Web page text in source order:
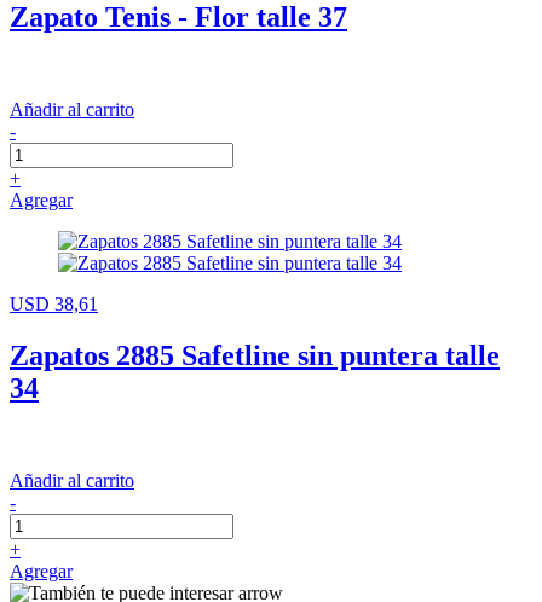
Zapato Tenis - Flor talle 37
Añadir al carrito
-
+
Agregar
USD 38,61
Zapatos 2885 Safetline sin puntera talle
34
Añadir al carrito
-
+
Agregar